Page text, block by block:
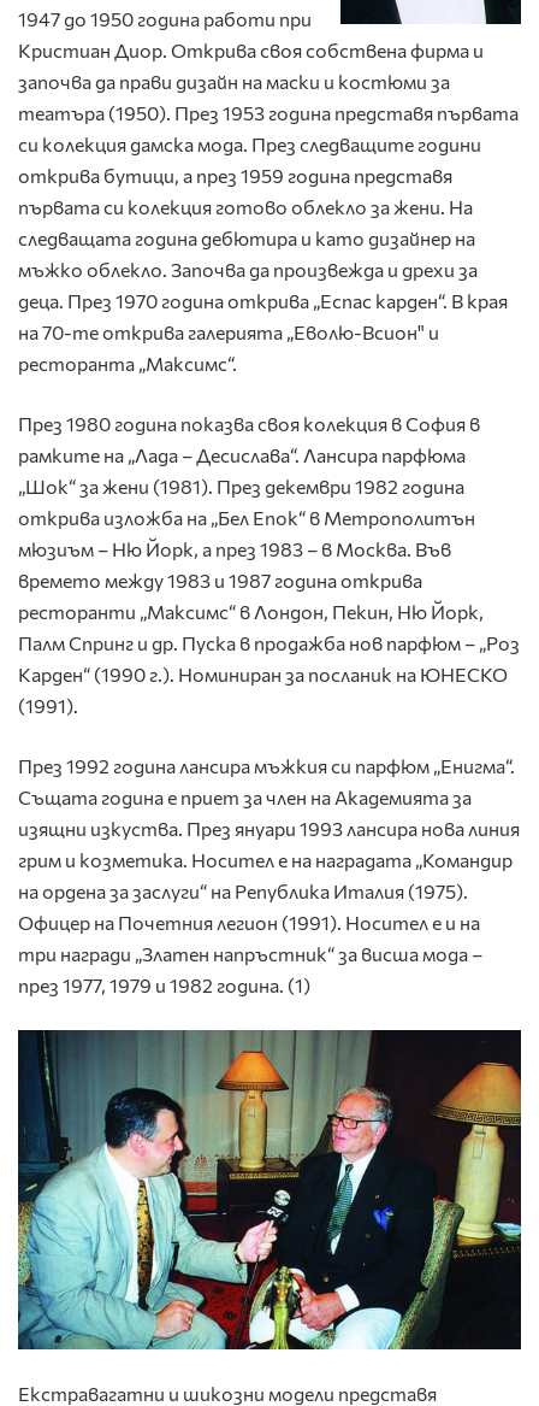
1947 до 1950 година работи при
Кристиан Диор. Открива своя собствена фирма и
започва да прави дизайн на маски и костюми за
театъра (1950). През 1953 година пред­ставя първата
си колекция дамска мода. През след­ващите години
открива бутици, а през 1959 година представя
първата си колекция готово облекло за жени. На
следващата година дебютира и като дизай­нер на
мъжко облекло. Започва да произвежда и дрехи за
деца. През 1970 година открива „Еспас карден“. В края
на 70-те открива галерията „Еволю-Всион" и
ресторанта „Максимс“.
През 1980 година показва своя колекция в София в
рамките на „Лада – Десислава“. Лансира парфюма
„Шок“ за жени (1981). През декември 1982 годи­на
открива изложба на „Бел Епок“ в Метрополитън
мюзиъм – Ню Йорк, а през 1983 – в Москва. Във
времето между 1983 и 1987 година открива
ресторанти „Максимс“ в Лондон, Пекин, Ню Йорк,
Палм Спринг и др. Пуска в продажба нов парфюм – „Роз
Карден“ (1990 г.). Номиниран за посланик на ЮНЕСКО
(1991).
През 1992 година лансира мъжкия си парфюм „Енигма“.
Същата година е приет за член на Академията за
изящ­ни изкуства. През януари 1993 ланси­ра нова линия
грим и козметика. Носител е на наградата „Командир
на ордена за заслуги“ на Република Италия (1975).
Офицер на Почетния легион (1991). Носител е и на
три награди „Златен напръстник“ за висша мода –
през 1977, 1979 и 1982 година. (1)
Екстравагатни и шикозни модели представя